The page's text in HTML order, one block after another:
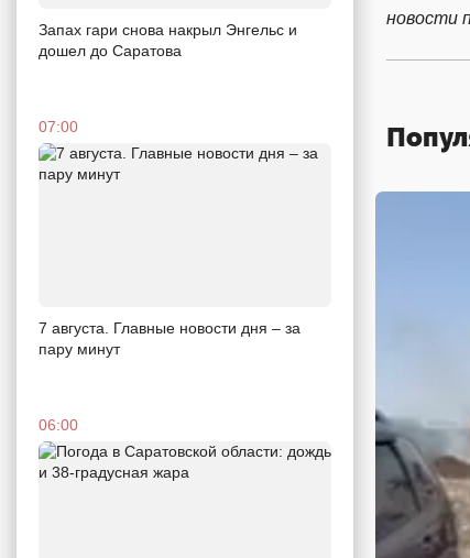
Запах гари снова накрыл Энгельс и
дошел до Саратова
07:00
7 августа. Главные новости дня – за
пару минут
06:00
новости